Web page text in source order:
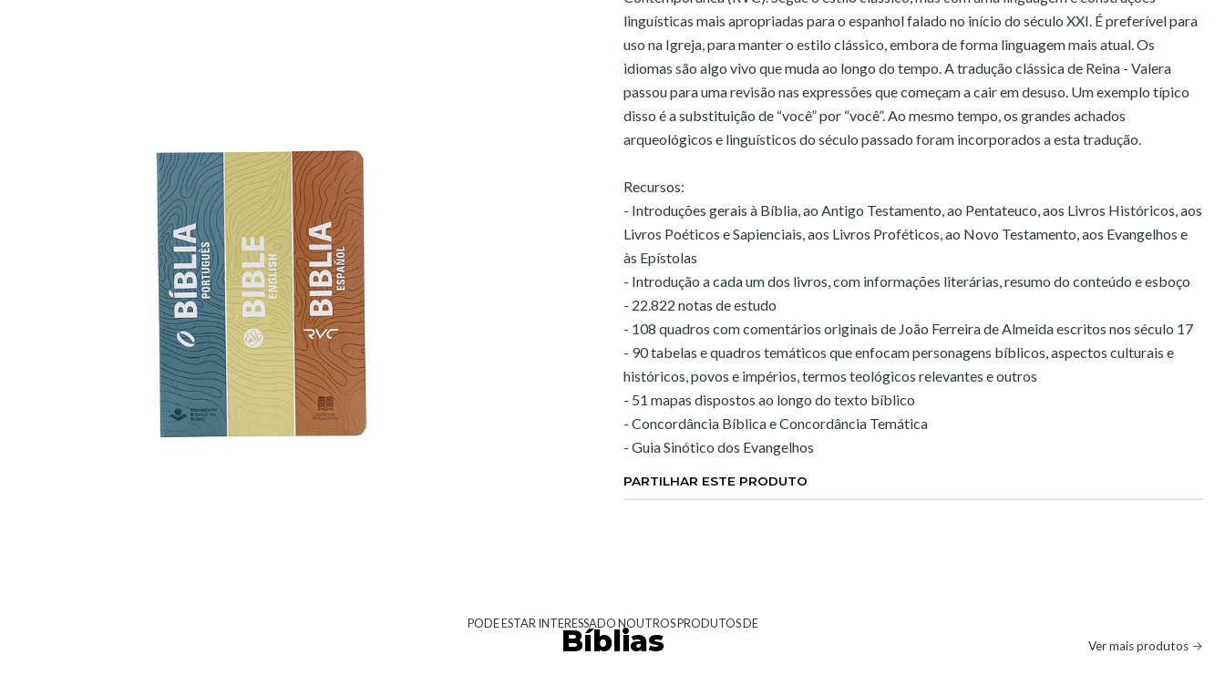
linguísticas mais apropriadas para o espanhol falado no início do século XXI. É preferível para
uso na Igreja, para manter o estilo clássico, embora de forma linguagem mais atual. Os
idiomas são algo vivo que muda ao longo do tempo. A tradução clássica de Reina - Valera
passou para uma revisão nas expressões que começam a cair em desuso. Um exemplo típico
disso é a substituição de “você” por “você”. Ao mesmo tempo, os grandes achados
arqueológicos e linguísticos do século passado foram incorporados a esta tradução.
Recursos:
- Introduções gerais à Bíblia, ao Antigo Testamento, ao Pentateuco, aos Livros Históricos, aos
Livros Poéticos e Sapienciais, aos Livros Proféticos, ao Novo Testamento, aos Evangelhos e
às Epístolas
- Introdução a cada um dos livros, com informações literárias, resumo do conteúdo e esboço
- 22.822 notas de estudo
- 108 quadros com comentários originais de João Ferreira de Almeida escritos nos século 17
- 90 tabelas e quadros temáticos que enfocam personagens bíblicos, aspectos culturais e
históricos, povos e impérios, termos teológicos relevantes e outros
- 51 mapas dispostos ao longo do texto bíblico
- Concordância Bíblica e Concordância Temática
- Guia Sinótico dos Evangelhos
PARTILHAR ESTE PRODUTO
PODE ESTAR INTERESSADO NOUTROS PRODUTOS DE
Bíblias Ver mais produtos